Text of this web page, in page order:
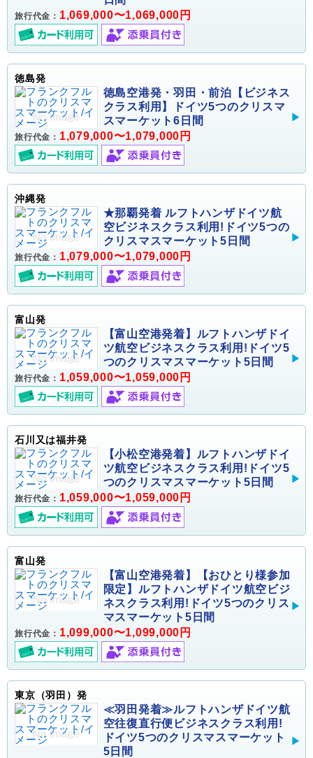
旅行代金： 1,069,000〜1,069,000円
徳島発
徳島空港発・羽田・前泊【ビジネス
クラス利用】ドイツ5つのクリスマ
スマーケット6日間
旅行代金： 1,079,000〜1,079,000円
沖縄発
★那覇発着 ルフトハンザドイツ航
空ビジネスクラス利用!ドイツ5つの
クリスマスマーケット5日間
旅行代金： 1,079,000〜1,079,000円
富山発
【富山空港発着】ルフトハンザドイ
ツ航空ビジネスクラス利用!ドイツ5
つのクリスマスマーケット5日間
旅行代金： 1,059,000〜1,059,000円
石川又は福井発
【小松空港発着】ルフトハンザドイ
ツ航空ビジネスクラス利用!ドイツ5
つのクリスマスマーケット5日間
旅行代金： 1,059,000〜1,059,000円
富山発
【富山空港発着】【おひとり様参加
限定】ルフトハンザドイツ航空ビジ
ネスクラス利用!ドイツ5つのクリス
マスマーケット5日間
旅行代金： 1,099,000〜1,099,000円
東京（羽田）発
≪羽田発着≫ルフトハンザドイツ航
空往復直行便ビジネスクラス利用!
ドイツ5つのクリスマスマーケット
5日間